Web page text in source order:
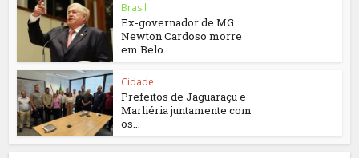
Brasil
Ex-governador de MG
Newton Cardoso morre
em Belo...
Cidade
Prefeitos de Jaguaraçu e
Marliéria juntamente com
os...